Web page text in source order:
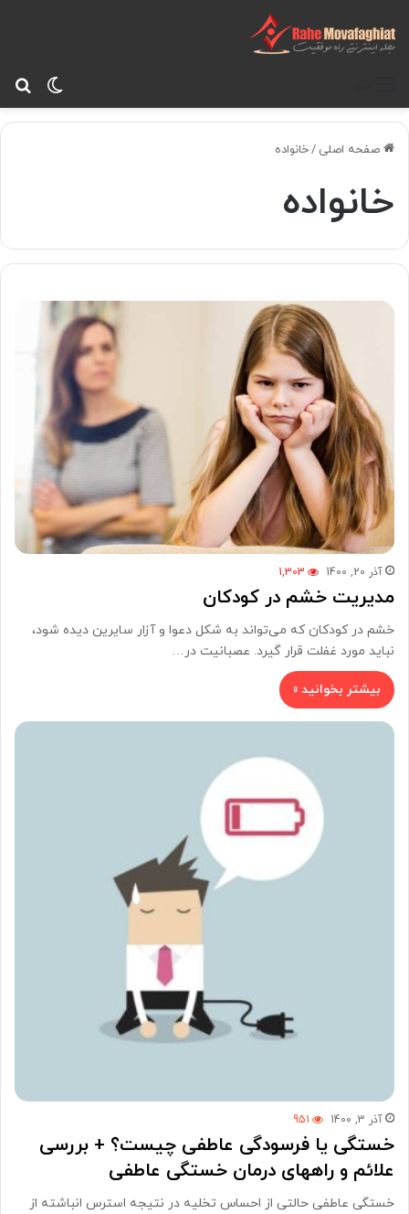
صفحه اصلی /خانواده
خانواده
آذر 20, 1400 1,303
مدیریت خشم در کودکان
خشم در کودکان که می‌تواند به شکل دعوا و آزار سایرین دیده شود،
نباید مورد غفلت قرار گیرد. عصبانیت در…
بیشتر بخوانید »
آذر 3, 1400 951
خستگی یا فرسودگی عاطفی چیست؟ + بررسی
علائم و راههای درمان خستگی عاطفی
خستگی عاطفی حالتی از احساس تخلیه در نتیجه استرس انباشته از